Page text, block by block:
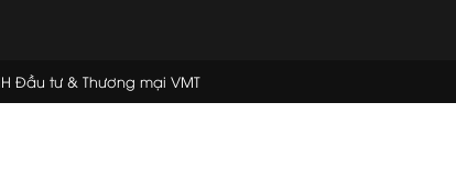
Đầu tư & Thương mại VMT